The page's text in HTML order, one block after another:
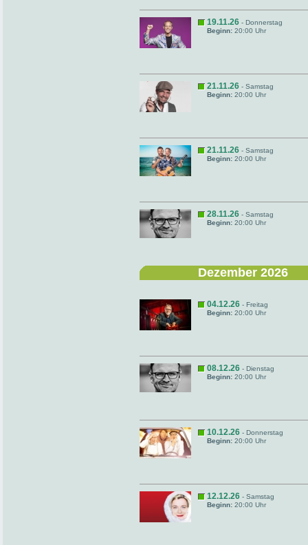
19.11.26 - Donnerstag
Beginn: 20:00 Uhr
21.11.26 - Samstag
Beginn: 20:00 Uhr
21.11.26 - Samstag
Beginn: 20:00 Uhr
28.11.26 - Samstag
Beginn: 20:00 Uhr
Dezember 2026
04.12.26 - Freitag
Beginn: 20:00 Uhr
08.12.26 - Dienstag
Beginn: 20:00 Uhr
10.12.26 - Donnerstag
Beginn: 20:00 Uhr
12.12.26 - Samstag
Beginn: 20:00 Uhr